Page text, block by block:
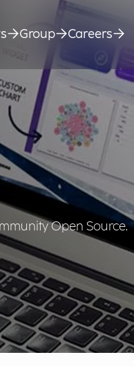
Open Source.
Group Careers